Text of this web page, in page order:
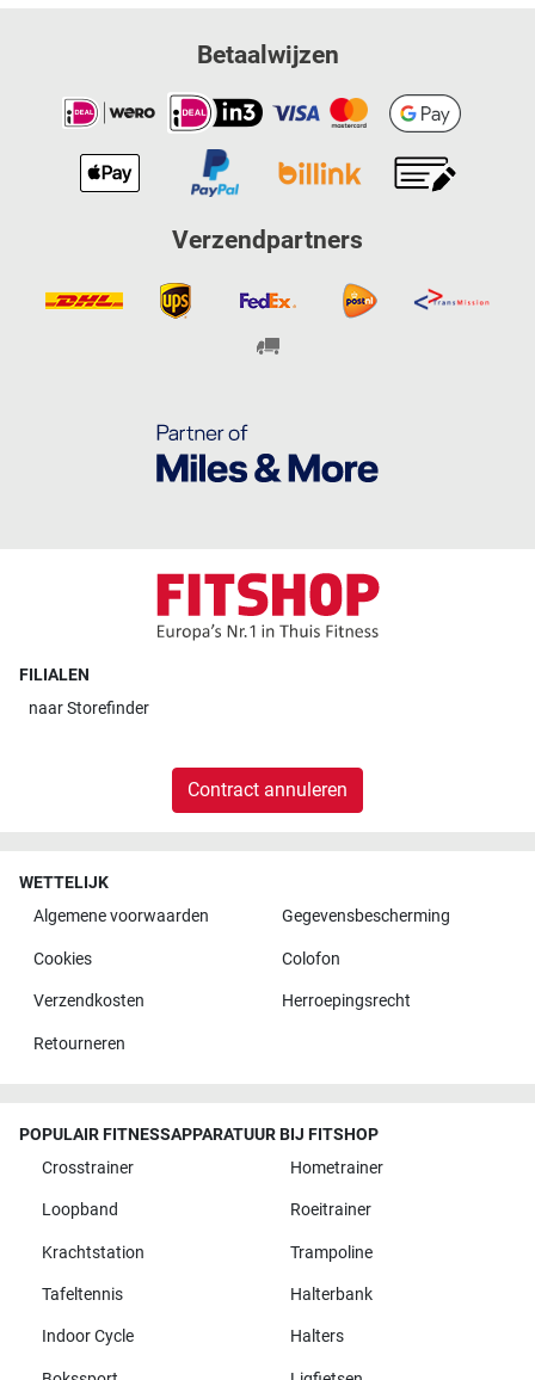
Betaalwijzen
Verzendpartners
FILIALEN
naarStorefinder
Contract annuleren
WETTELIJK
Algemene voorwaarden
Gegevensbescherming
Cookies Colofon
Verzendkosten Herroepingsrecht
Retourneren
POPULAIR FITNESSAPPARATUUR BIJ FITSHOP
Crosstrainer
Hometrainer
Loopband Roeitrainer
Krachtstation Trampoline
Tafeltennis Halterbank
Indoor Cycle Halters